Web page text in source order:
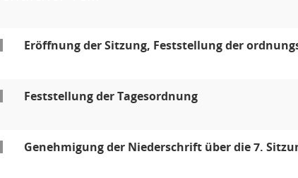
Eröffnung der Sitzung, Feststellung der
Feststellung der Tagesordnung
Genehmigung der Niederschrift über die 7.